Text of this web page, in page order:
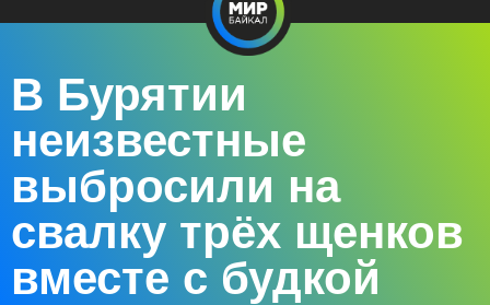
В Бурятии
неизвестные
выбросили на
свалку трёх щенков
вместе с будкой